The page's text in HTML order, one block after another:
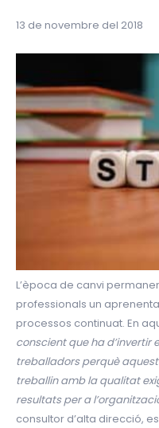
13 de novembre del 2018
L’època de canvi
professionals un
processos continuat. En
conscient que ha d’invertir
treballadors perquè
treballin amb la qualitat
resultats per a
consultor d’alta direcció,